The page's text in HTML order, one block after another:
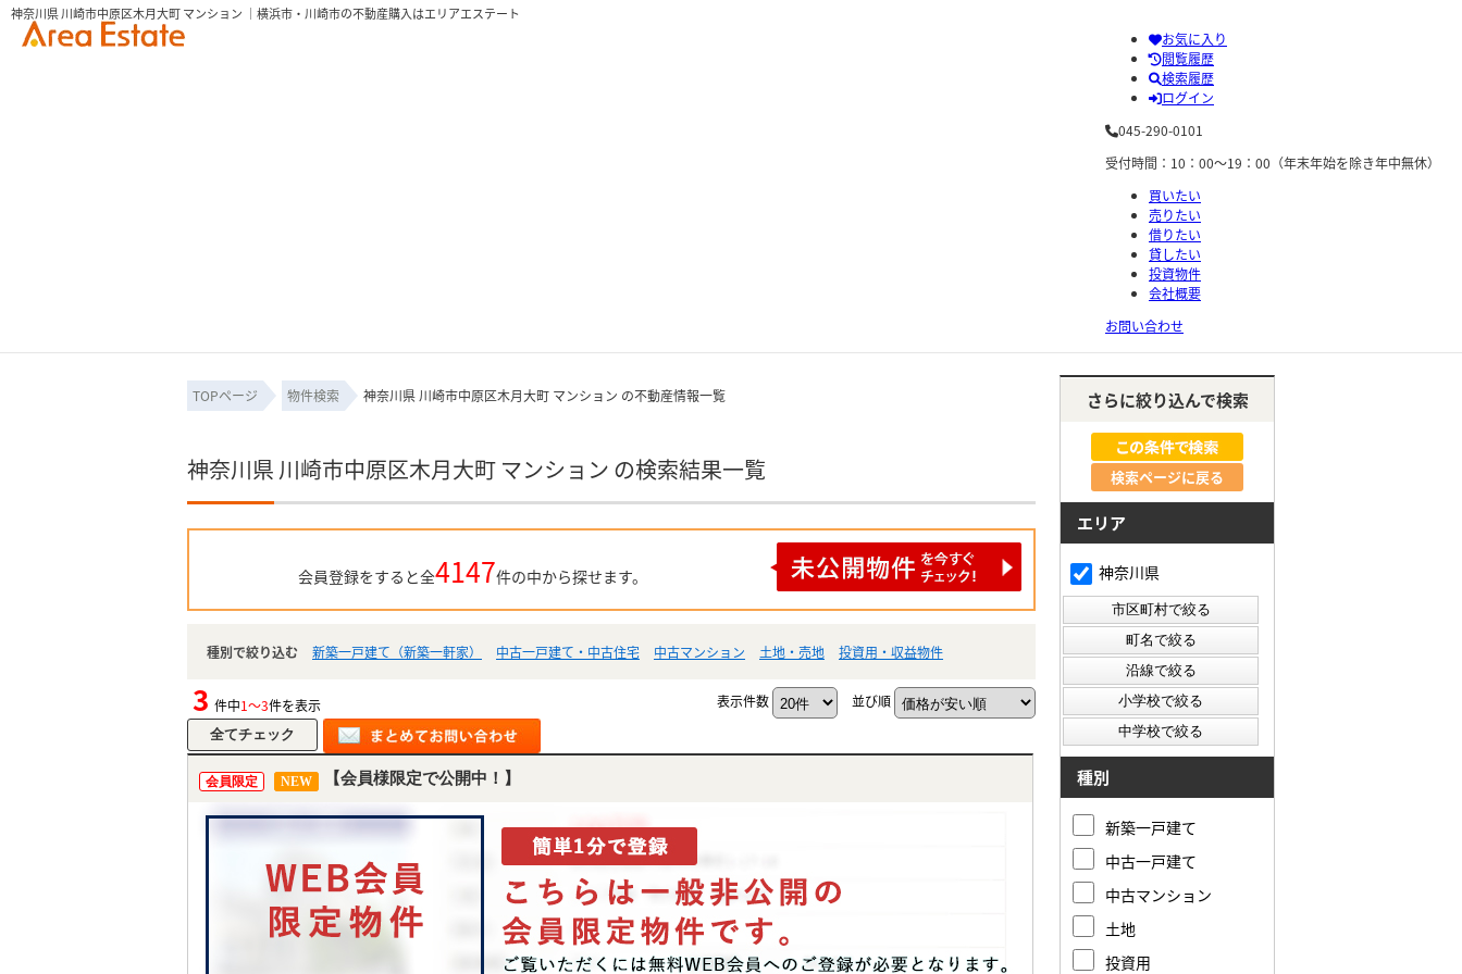
神奈川県 川崎市中原区木月大町 マンション ｜横浜市・川崎市の不動産購入はエリアエステート
お気に入り
閲覧履歴
検索履歴
ログイン
045-290-0101
受付時間：10：00～19：00（年末年始を除き年中無休）
買いたい
売りたい
借りたい
貸したい
投資物件
会社概要
お問い合わせ
TOPページ 物件検索 神奈川県 川崎市中原区木月大町 マンション の不動産情報一覧
神奈川県 川崎市中原区木月大町 マンション の検索結果一覧
会員登録をすると全4147件の中から探せます。
種別で絞り込む 新築一戸建て（新築一軒家） 中古一戸建て・中古住宅 中古マンション 土地・売地 投資用・収益物件
3 件中1～3件を表示 表示件数 並び順
会員限定 NEW 【会員様限定で公開中！】
さらに絞り込んで検索
検索ページに戻る
エリア
神奈川県
種別
新築一戸建て
中古一戸建て
中古マンション
土地
投資用